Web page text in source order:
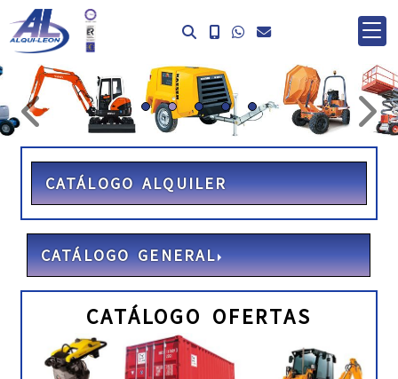
prev
CATÁLOGO ALQUILER
CATÁLOGO GENERAL
CATÁLOGO OFERTAS